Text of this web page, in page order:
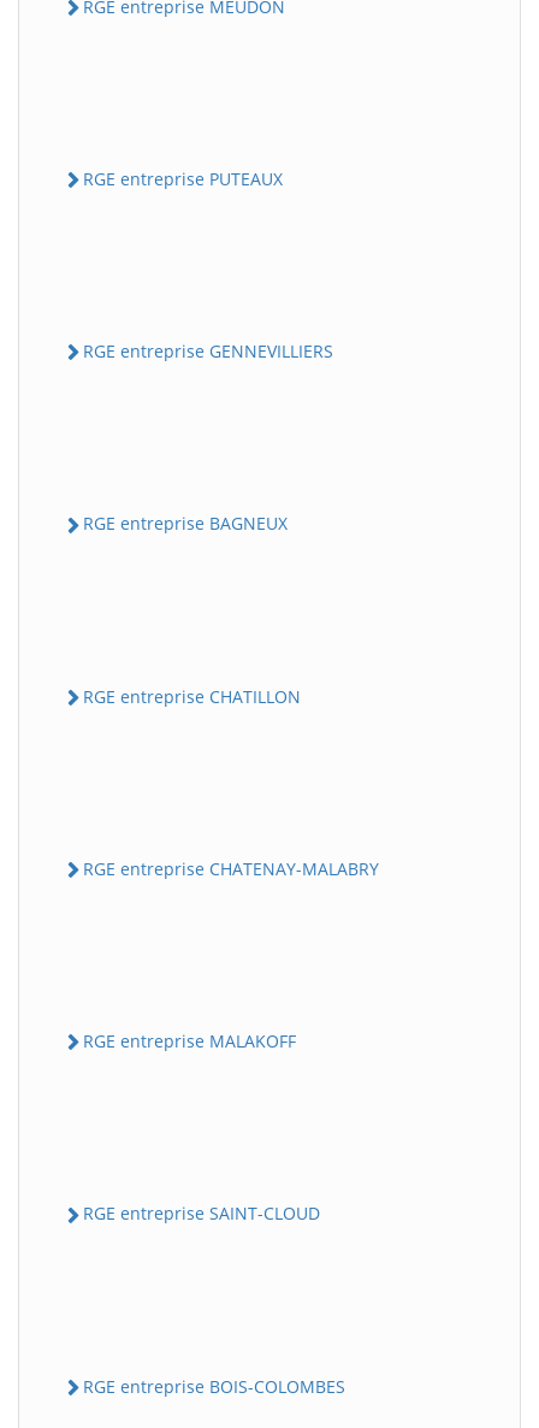
RGE entreprise MEUDON
RGE entreprise PUTEAUX
RGE entreprise GENNEVILLIERS
RGE entreprise BAGNEUX
RGE entreprise CHATILLON
RGE entreprise CHATENAY-MALABRY
RGE entreprise MALAKOFF
RGE entreprise SAINT-CLOUD
RGE entreprise BOIS-COLOMBES